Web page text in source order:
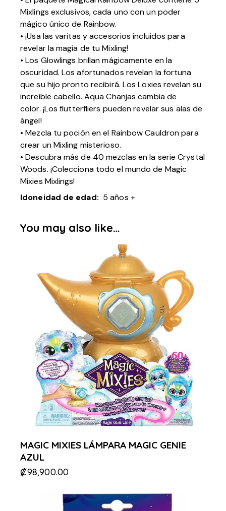
Mixlings exclusivos, cada uno con un poder
mágico único de Rainbow.
• ¡Usa las varitas y accesorios incluidos para
revelar la magia de tu Mixling!
• Los Glowlings brillan mágicamente en la
oscuridad. Los afortunados revelan la fortuna
que su hijo pronto recibirá. Los Loxies revelan su
increíble cabello. Aqua Chanjas cambia de
color. ¡Los flutterfliers pueden revelar sus alas de
ángel!
• Mezcla tu poción en el Rainbow Cauldron para
crear un Mixling misterioso.
• Descubra más de 40 mezclas en la serie Crystal
Woods. ¡Colecciona todo el mundo de Magic
Mixies Mixlings!
Idoneidad de edad: 5 años +
You may also like…
MAGIC MIXIES LÁMPARA MAGIC GENIE
AZUL
₡98,900.00